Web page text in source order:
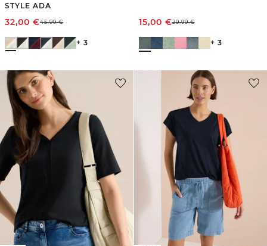
STYLE ADA
32,00 €45,99€
+ 3
15,00 €29,99€
+ 3